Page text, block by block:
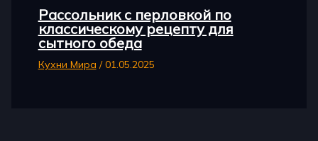
Рассольник с перловкой по
классическому рецепту для
сытного обеда
Кухни Мира /01.05.2025